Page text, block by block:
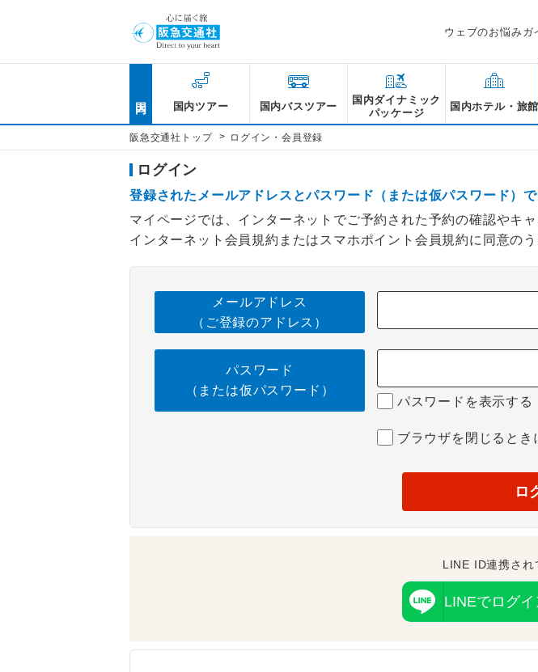
ウェブのお悩みガ
国内ツアー 国内バスツアー
国内ダイナミック
パッケージ
国内ホテル・旅館
阪急交通社トップ > ログイン・会員登録
ログイン
登録されたメールアドレスとパスワード（または仮パスワード）
マイページでは、インターネットでご予約された予約の確認やキ
インターネット会員規約またはスマホポイント会員規約に同意の
メールアドレス
（ご登録のアドレス）
パスワード
（または仮パスワード）
パスワードを表示する
ブラウザを閉じると
ロ
LINE ID連携され
LINEでログイ